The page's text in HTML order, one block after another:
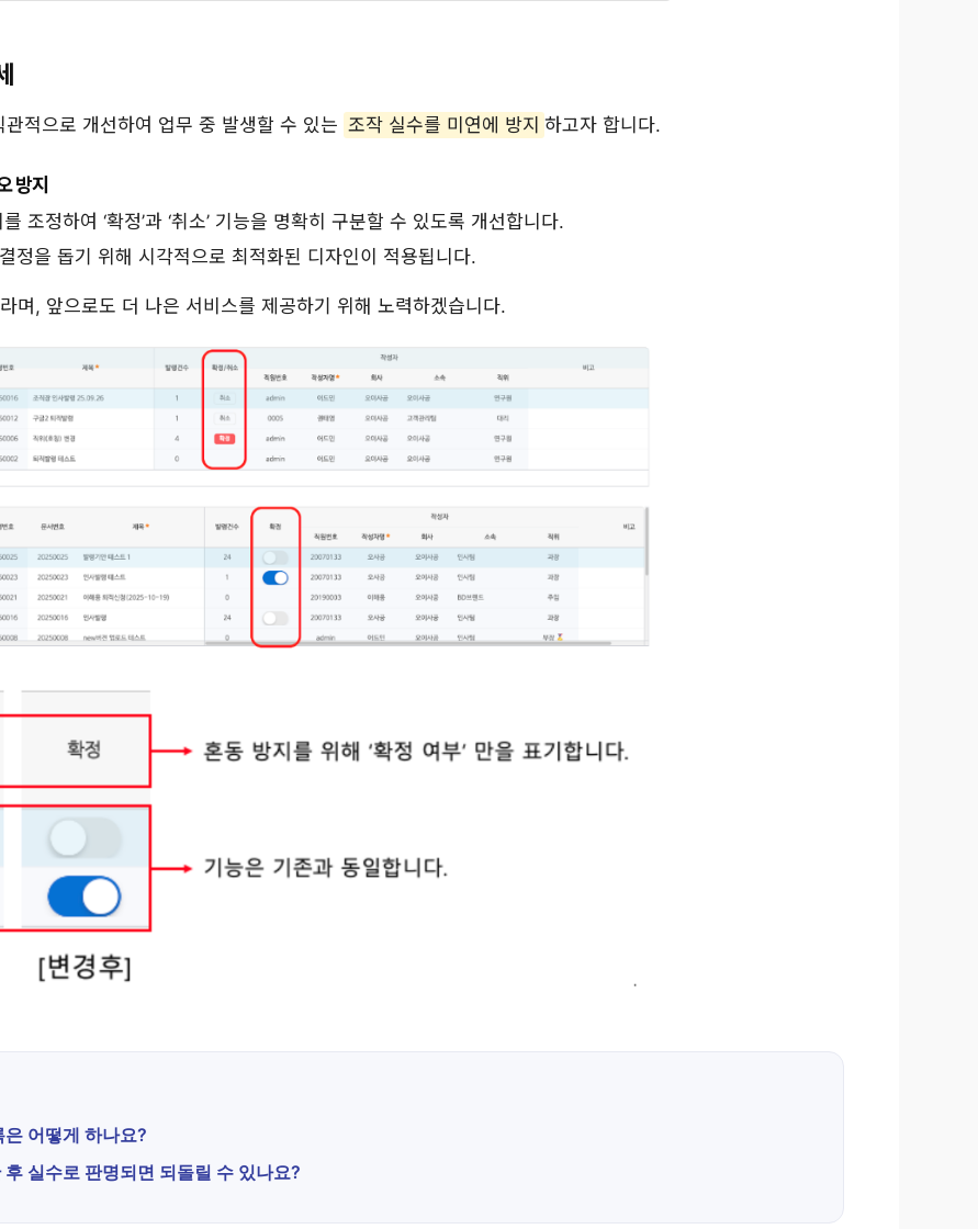
적으로 개선하여 업무 중 발생할 수 있는 조작 실수를 미연에 방지 하고자 합니다.
방지
조정하여 ‘확정’과 ‘취소’ 기능을 명확히 구분할 수 있도록 개선합니다.
정을 돕기 위해 시각적으로 최적화된 디자인이 적용됩니다.
며, 앞으로도 더 나은 서비스를 제공하기 위해 노력하겠습니다.
어떻게 하나요?
실수로 판명되면 되돌릴 수 있나요?